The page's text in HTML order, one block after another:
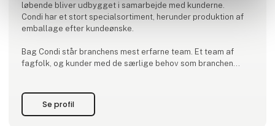
løbende bliver udbygget i samarbejde med kunderne.
Condi har et stort specialsortiment, herunder produktion af
emballage efter kundeønske.
Bag Condi står branchens mest erfarne team. Et team af
fagfolk, og kunder med de særlige behov som branchen
Se profil